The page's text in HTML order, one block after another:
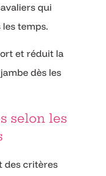
qui
temps.
et réduit la
dès les
selon les
des critères